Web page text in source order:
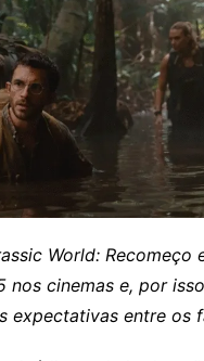
World: Recomeço
nos cinemas e, por isso
expectativas entre os